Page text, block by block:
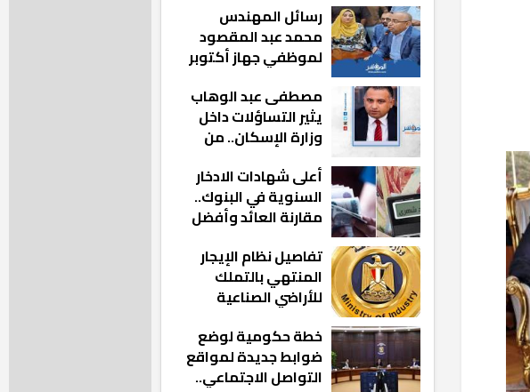
رسائل المهندس
محمد عبد المقصود
لموظفي جهاز أكتوبر
مشيت والمدينة
رجعت للخلف»
مصطفى عبد الوهاب
يثير التساؤلات داخل
وزارة الإسكان.. من
المناصب؟
أعلى شهادات الادخار
السنوية في البنوك..
مقارنة العائد وأفضل
تفاصيل نظام الإيجار
المنتهي بالتملك
للأراضي الصناعية
خطة حكومية لوضع
ضوابط جديدة لمواقع
التواصل الاجتماعي..